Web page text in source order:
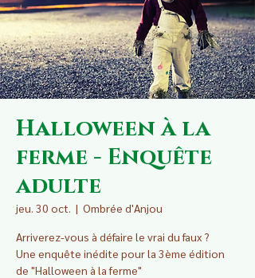
Halloween à la
ferme - Enquête
adulte
jeu. 30 oct.
  |
Ombrée d'Anjou
Arriverez-vous à défaire le vrai du faux ?
Une enquête inédite pour la 3ème édition
de "Halloween à la ferme"